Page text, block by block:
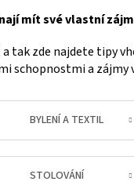
mít své vlastní
tak zde najdete tipy
schopnostmi a zájmy
BYLENÍ A TEXTIL
STOLOVÁNÍ